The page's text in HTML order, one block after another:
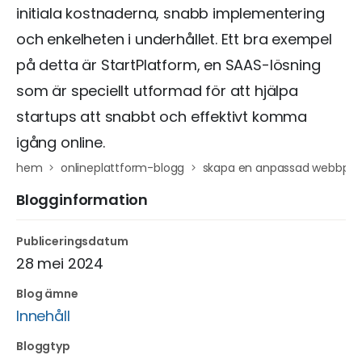
initiala kostnaderna, snabb implementering
och enkelheten i underhållet. Ett bra exempel
på detta är StartPlatform, en SAAS-lösning
som är speciellt utformad för att hjälpa
startups att snabbt och effektivt komma
igång online.
hem onlineplattform-blogg skapa en anpassad
Blogginformation
Publiceringsdatum
28 mei 2024
Blog ämne
Innehåll
Bloggtyp